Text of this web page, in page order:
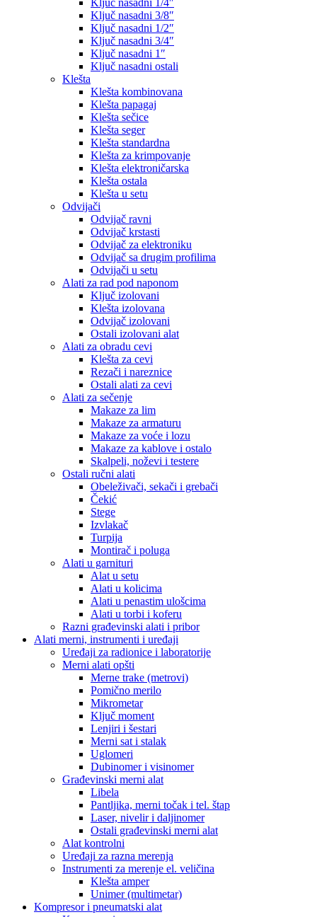
Ključ nasadni 1/4″
Ključ nasadni 3/8″
Ključ nasadni 1/2″
Ključ nasadni 3/4″
Ključ nasadni 1″
Ključ nasadni ostali
Klešta
Klešta kombinovana
Klešta papagaj
Klešta sečice
Klešta seger
Klešta standardna
Klešta za krimpovanje
Klešta elektroničarska
Klešta ostala
Klešta u setu
Odvijači
Odvijač ravni
Odvijač krstasti
Odvijač za elektroniku
Odvijač sa drugim profilima
Odvijači u setu
Alati za rad pod naponom
Ključ izolovani
Klešta izolovana
Odvijač izolovani
Ostali izolovani alat
Alati za obradu cevi
Klešta za cevi
Rezači i nareznice
Ostali alati za cevi
Alati za sečenje
Makaze za lim
Makaze za armaturu
Makaze za voće i lozu
Makaze za kablove i ostalo
Skalpeli, noževi i testere
Ostali ručni alati
Obeleživači, sekači i grebači
Čekić
Stege
Izvlakač
Turpija
Montirač i poluga
Alati u garnituri
Alat u setu
Alati u kolicima
Alati u penastim ulošcima
Alati u torbi i koferu
Razni građevinski alati i pribor
Alati merni, instrumenti i uređaji
Uređaji za radionice i laboratorije
Merni alati opšti
Merne trake (metrovi)
Pomično merilo
Mikrometar
Ključ moment
Lenjiri i šestari
Merni sat i stalak
Uglomeri
Dubinomer i visinomer
Građevinski merni alat
Libela
Pantljika, merni točak i tel. štap
Laser, nivelir i daljinomer
Ostali građevinski merni alat
Alat kontrolni
Uređaji za razna merenja
Instrumenti za merenje el. veličina
Klešta amper
Unimer (multimetar)
Kompresor i pneumatski alat